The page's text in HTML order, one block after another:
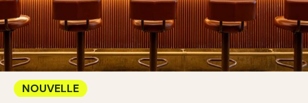
NOUVELLE